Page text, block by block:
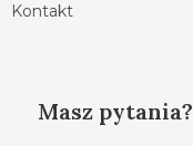
Kontakt
Masz pytania?